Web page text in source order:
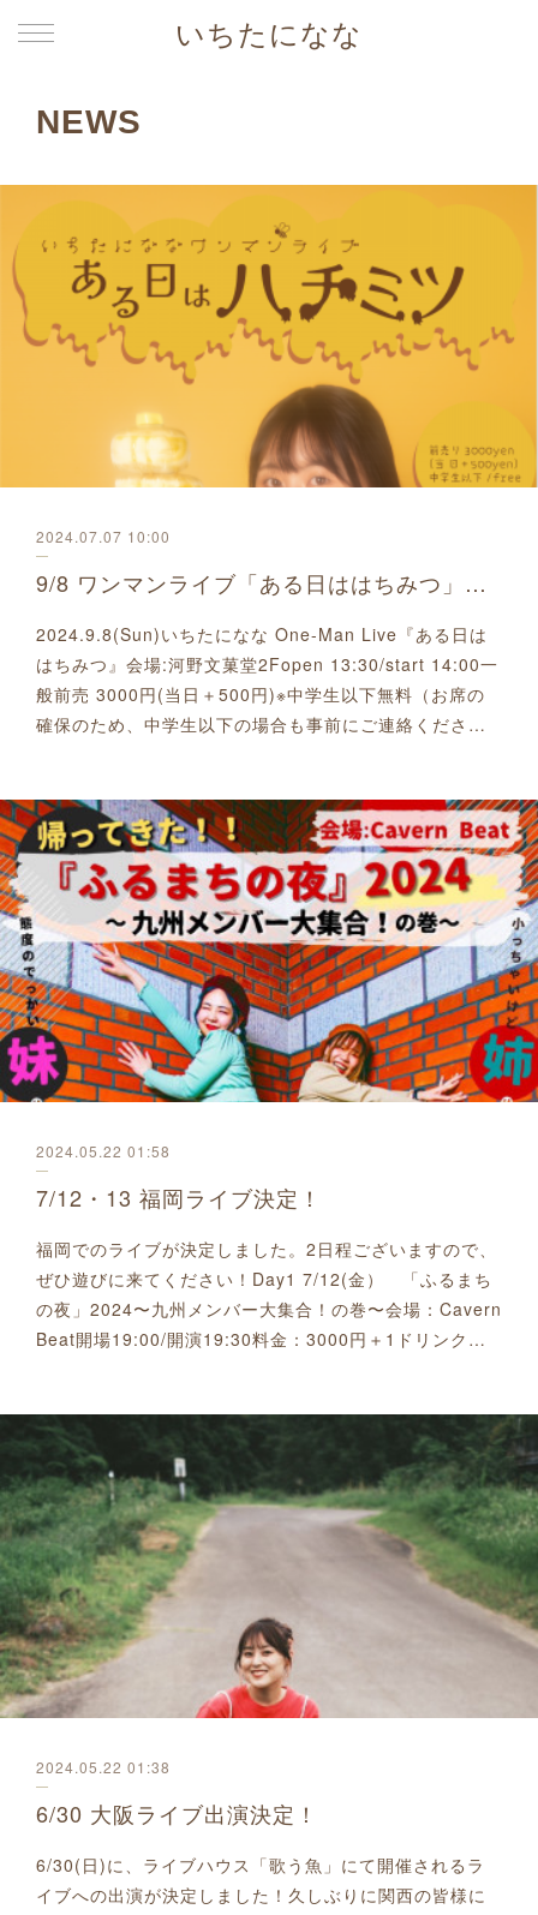
いちたになな
NEWS
2024.07.07 10:00
9/8 ワンマンライブ「ある日ははちみつ」開催決定しました
2024.9.8(Sun)いちたになな One-Man Live『ある日は
はちみつ』会場:河野文菓堂2Fopen 13:30/start 14:00一
般前売 3000円(当日＋500円)※中学生以下無料（お席の
確保のため、中学生以下の場合も事前にご連絡くださ…
2024.05.22 01:58
7/12・13 福岡ライブ決定！
福岡でのライブが決定しました。2日程ございますので、
ぜひ遊びに来てください！Day1 7/12(金） 「ふるまち
の夜」2024〜九州メンバー大集合！の巻〜会場：Cavern
Beat開場19:00/開演19:30料金：3000円＋1ドリンク…
2024.05.22 01:38
6/30 大阪ライブ出演決定！
6/30(日)に、ライブハウス「歌う魚」にて開催されるラ
イブへの出演が決定しました！久しぶりに関西の皆様に